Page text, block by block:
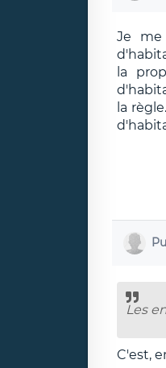
Je
la
la
Les
C'est,